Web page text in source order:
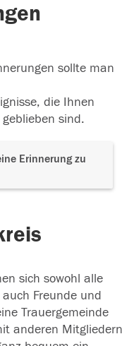
sollte man
die Ihnen
sind.
Erinnerung zu
sich sowohl alle
Freunde und
Trauergemeinde
anderen Mitgliedern